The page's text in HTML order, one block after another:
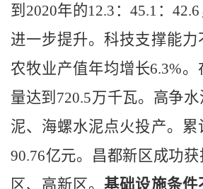
到 2020年的12.3 ：45.1 ：42.6
进一步提升。科技支撑能
农牧业产值年均增长6.3%。
量达到 720.5万千瓦。高争
泥、海螺水泥点火投产。累
90.76亿元。昌都新区成功
区、高新区。基础设施条件